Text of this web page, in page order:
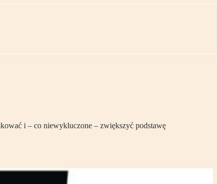
i – co niewykluczone – zwiększyć podstawę